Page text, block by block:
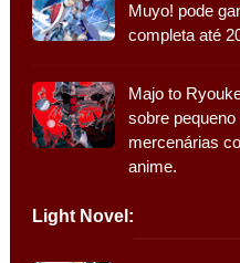
Muyo! pode
completa até
Majo to
sobre
mercenárias
anime.
Light Novel: